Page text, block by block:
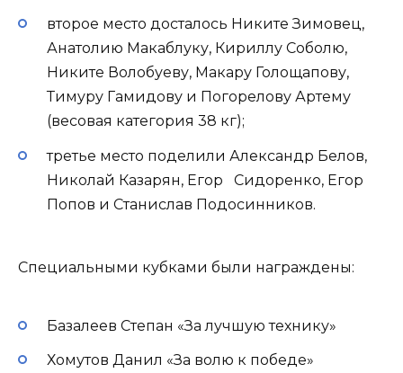
второе место досталось Никите Зимовец,
Анатолию Макаблуку, Кириллу Соболю,
Никите Волобуеву, Макару Голощапову,
Тимуру Гамидову и Погорелову Артему
(весовая категория 38 кг);
третье место поделили Александр Белов,
Николай Казарян, Егор Сидоренко, Егор
Попов и Станислав Подосинников.
Специальными кубками были награждены:
Базалеев Степан «За лучшую технику»
Хомутов Данил «За волю к победе»